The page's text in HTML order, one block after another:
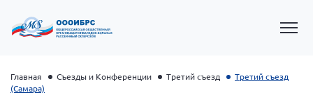
Главная Съезды и Конференции Третий съезд
Третий съезд
(Самара)